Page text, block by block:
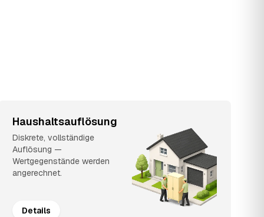
Haushaltsauflösung
Diskrete, vollständige
Auflösung —
Wertgegenstände werden
angerechnet.
Details